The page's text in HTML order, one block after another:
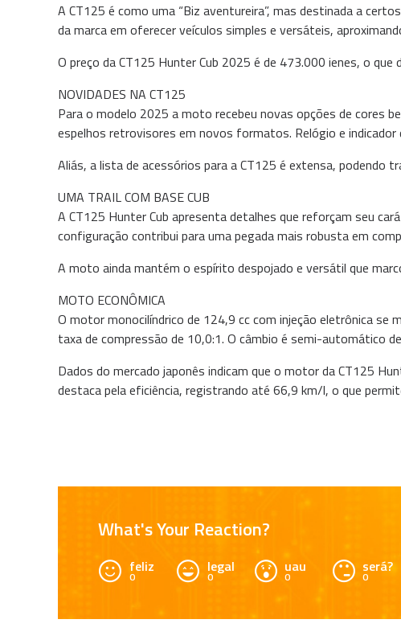
A CT125 é como uma “Biz aventureira”, mas destinada a
da marca em oferecer veículos simples e versáteis,
O preço da CT125 Hunter Cub 2025 é de 473.000 ienes, o
NOVIDADES NA CT125
Para o modelo 2025 a moto recebeu novas opções de cores
espelhos retrovisores em novos formatos. Relógio e
Aliás, a lista de acessórios para a CT125 é extensa, podendo
UMA TRAIL COM BASE CUB
A CT125 Hunter Cub apresenta detalhes que reforçam seu
configuração contribui para uma pegada mais robusta em
A moto ainda mantém o espírito despojado e versátil que
MOTO ECONÔMICA
O motor monocilíndrico de 124,9 cc com injeção eletrônica
taxa de compressão de 10,0:1. O câmbio é semi-automático
Dados do mercado japonês indicam que o motor da CT125
destaca pela eficiência, registrando até 66,9 km/l, o que
What's Your Reaction?
feliz
0
legal
0
uau
0
será?
0